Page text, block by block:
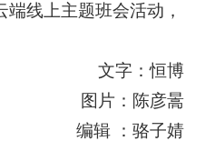
线上主题班会活动，
文字：恒博
图片：陈彦暠
编辑 ：骆子婧